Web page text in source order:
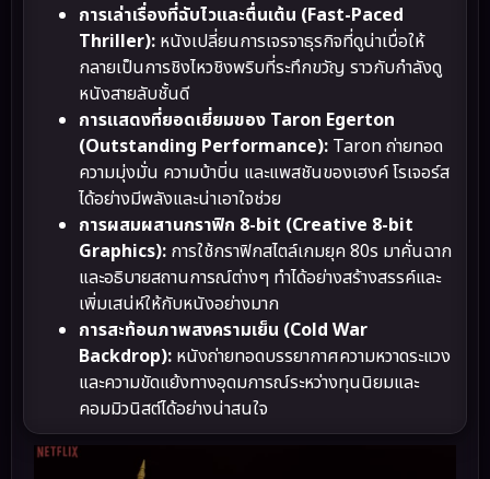
การเล่าเรื่องที่ฉับไวและตื่นเต้น (Fast-Paced
Thriller): หนังเปลี่ยนการเจรจาธุรกิจที่ดูน่าเบื่อให้
กลายเป็นการชิงไหวชิงพริบที่ระทึกขวัญ ราวกับกำลังดู
หนังสายลับชั้นดี
การแสดงที่ยอดเยี่ยมของ Taron Egerton
(Outstanding Performance): Taron ถ่ายทอด
ความมุ่งมั่น ความบ้าบิ่น และแพสชันของเฮงค์ โรเจอร์ส
ได้อย่างมีพลังและน่าเอาใจช่วย
การผสมผสานกราฟิก 8-bit (Creative 8-bit
Graphics): การใช้กราฟิกสไตล์เกมยุค 80s มาคั่นฉาก
และอธิบายสถานการณ์ต่างๆ ทำได้อย่างสร้างสรรค์และ
เพิ่มเสน่ห์ให้กับหนังอย่างมาก
การสะท้อนภาพสงครามเย็น (Cold War
Backdrop): หนังถ่ายทอดบรรยากาศความหวาดระแวง
และความขัดแย้งทางอุดมการณ์ระหว่างทุนนิยมและ
คอมมิวนิสต์ได้อย่างน่าสนใจ